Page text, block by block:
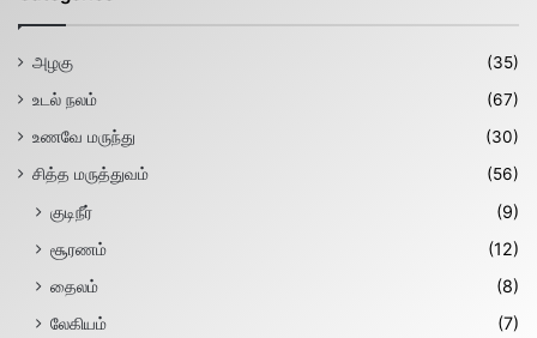
அழகு
(35)
உடல் நலம்
(67)
உணவே மருந்து
(30)
சித்த மருத்துவம்
(56)
குடிநீர்
(9)
சூரணம்
(12)
தைலம்
(8)
லேகியம்
(7)